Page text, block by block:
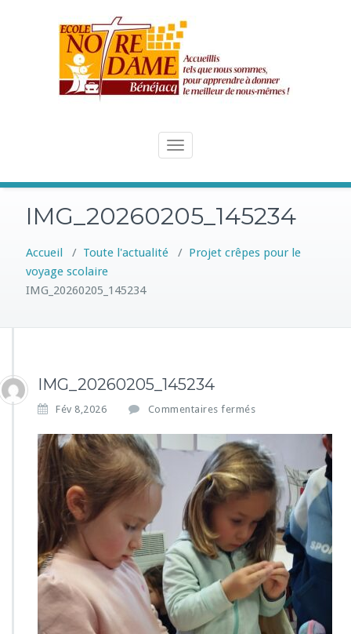
Toggle
IMG_20260205_145234
Accueil / Toute l'actualité / Projet crêpes pour le
voyage scolaire
IMG_20260205_145234
IMG_20260205_145234
Fév 8,2026 Commentaires fermés
I
M
G
2
0
2
6
0
2
0
5